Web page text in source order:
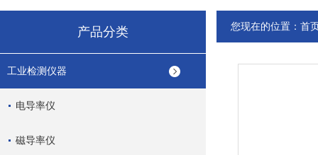
产品分类
工业检测仪器
电导率仪
磁导率仪
您现在的位置： 首